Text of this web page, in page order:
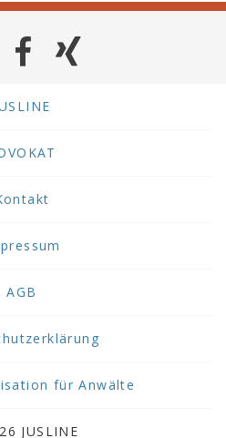
AGB
für Anwälte
JUSLINE